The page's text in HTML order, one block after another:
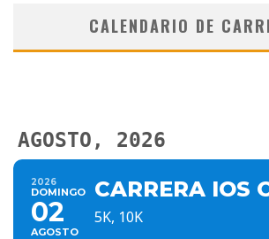
CALENDARIO DE
AGOSTO, 2026
2026
DOMINGO
02
AGOSTO
CARRERA IOS
5K, 10K